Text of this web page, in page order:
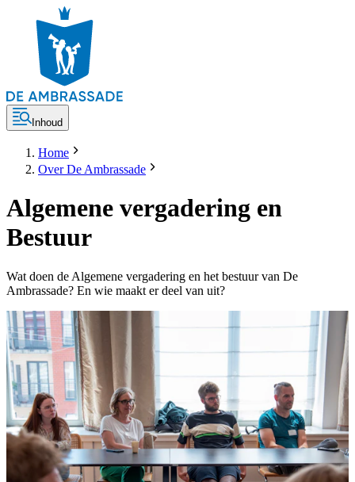
Inhoud
Home
Over De Ambrassade
Algemene vergadering en
Bestuur
Wat doen de Algemene vergadering en het bestuur van De
Ambrassade? En wie maakt er deel van uit?